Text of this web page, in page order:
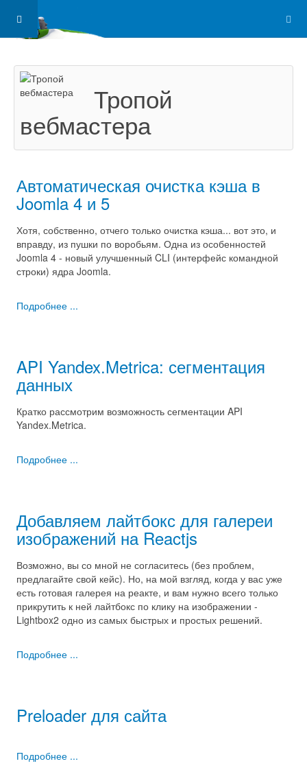
Тропой
вебмастера
Автоматическая очистка кэша в
Joomla 4 и 5
Хотя, собственно, отчего только очистка кэша... вот это, и
вправду, из пушки по воробьям. Одна из особенностей
Joomla 4 - новый улучшенный CLI (интерфейс командной
строки) ядра Joomla.
Подробнее ...
API Yandex.Metrica: сегментация
данных
Кратко рассмотрим возможность сегментации API
Yandex.Metrica.
Подробнее ...
Добавляем лайтбокс для галереи
изображений на Reactjs
Возможно, вы со мной не согласитесь (без проблем,
предлагайте свой кейс). Но, на мой взгляд, когда у вас уже
есть готовая галерея на реакте, и вам нужно всего только
прикрутить к ней лайтбокс по клику на изображении -
Lightbox2 одно из самых быстрых и простых решений.
Подробнее ...
Preloader для сайта
Подробнее ...